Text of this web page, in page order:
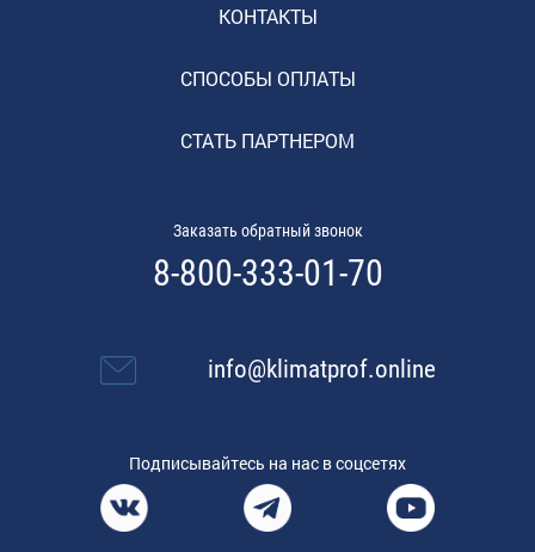
КОНТАКТЫ
СПОСОБЫ ОПЛАТЫ
СТАТЬ ПАРТНЕРОМ
Заказать обратный звонок
8-800-333-01-70
info@klimatprof.online
Подписывайтесь на нас в соцсетях